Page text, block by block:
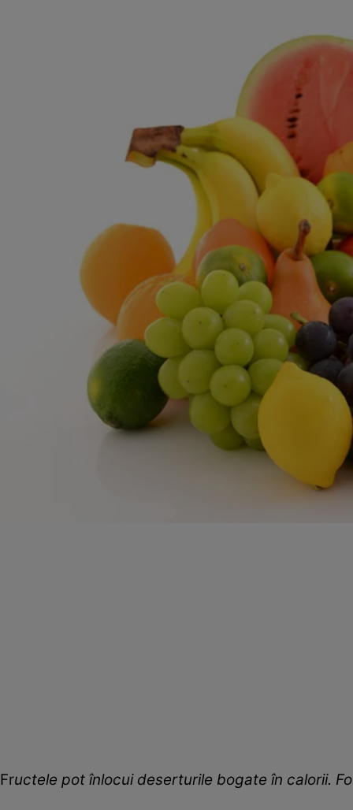
Fructele pot înlocui deserturile bogate în calorii.